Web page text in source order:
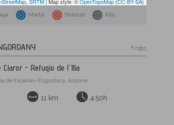
Media Notable Alta
4 rutas
Claror - Refugio de l'Illa
de Escaldes-Engordany, Andorra
11 km 4:50h